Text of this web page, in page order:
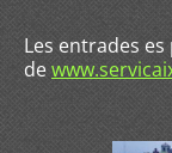
Les entrades
de